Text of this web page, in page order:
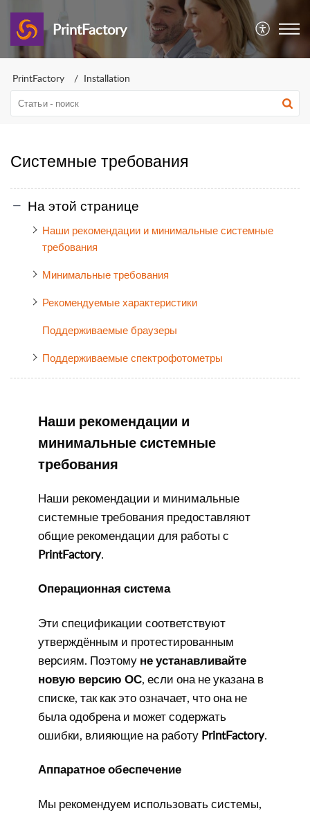
PrintFactory
PrintFactory Installation
Системные требования
На этой странице
Наши рекомендации и минимальные системные
требования
Минимальные требования
Рекомендуемые характеристики
Поддерживаемые браузеры
Поддерживаемые спектрофотометры
Наши рекомендации и
минимальные системные
требования
Наши рекомендации и минимальные
системные требования предоставляют
общие рекомендации для работы с
PrintFactory.
Операционная система
Эти спецификации соответствуют
утверждённым и протестированным
версиям. Поэтому не устанавливайте
новую версию ОС, если она не указана в
списке, так как это означает, что она не
была одобрена и может содержать
ошибки, влияющие на работу PrintFactory.
Аппаратное обеспечение
Мы рекомендуем использовать системы,